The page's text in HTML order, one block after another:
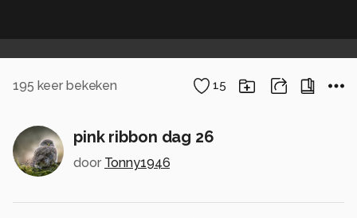
195 keer bekeken 15
pink ribbon dag 26
door Tonny1946